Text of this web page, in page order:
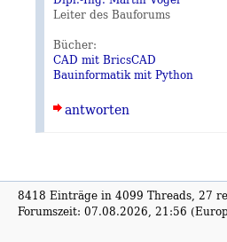
Leiter des Bauforums
Bücher:
CAD mit BricsCAD
Bauinformatik mit Python
antworten
8418 Einträge in 4099 Threads, 27
Forumszeit: 07.08.2026, 21:56